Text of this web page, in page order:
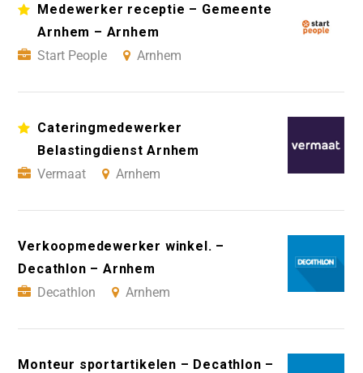
Medewerker receptie – Gemeente
Arnhem – Arnhem
Start People
Arnhem
Cateringmedewerker
Belastingdienst Arnhem
Vermaat
Arnhem
Verkoopmedewerker winkel. –
Decathlon – Arnhem
Decathlon
Arnhem
Monteur sportartikelen – Decathlon –